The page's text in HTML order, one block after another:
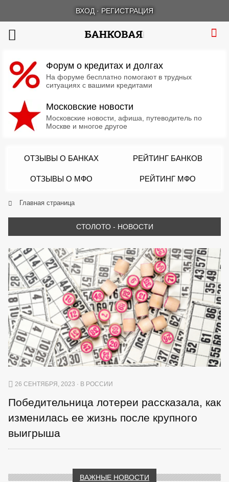
ВХОД · РЕГИСТРАЦИЯ
Форум о кредитах и долгах
На форуме бесплатно помогают в трудных
ситуациях с вашими кредитами
Московские новости
Московские новости, афиша, путеводитель по
Москве и многое другое
ОТЗЫВЫ О БАНКАХ РЕЙТИНГ БАНКОВ
ОТЗЫВЫ О МФО РЕЙТИНГ МФО
Главная страница
СТОЛОТО - НОВОСТИ
26 СЕНТЯБРЯ, 2023 · В РОССИИ
Победительница лотереи рассказала, как
изменилась ее жизнь после крупного
выигрыша
ВАЖНЫЕ НОВОСТИ